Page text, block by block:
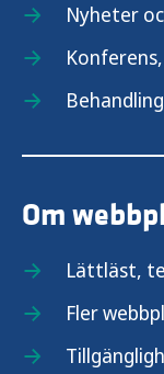
Nyheter
Om
Lättläst,
Fler